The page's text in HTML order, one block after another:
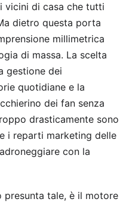
vicini di casa che tutti
dietro questa porta
millimetrica
di massa. La scelta
gestione dei
quotidiane e la
dei fan senza
drasticamente sono
i reparti marketing delle
con la
presunta tale, è il motore